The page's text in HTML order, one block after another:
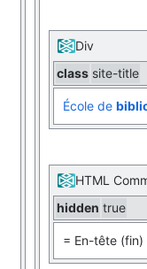
Div
class site-title
École de
HTML
hidden true
= En-tête (fin)